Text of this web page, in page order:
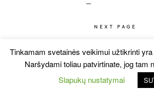
NEXT PAGE
© BALTI RĖMELIAI | VESTUVIŲ
Tinkamam svetainės veikimui užtikrinti
Naršydami toliau patvirtinate, jog tam
Slapukų nustatymai